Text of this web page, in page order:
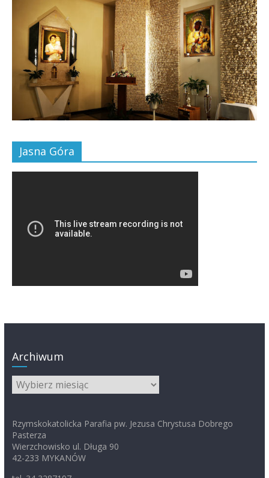
Jasna Góra
Archiwum
Archiwum
Rzymskokatolicka Parafia pw. Jezusa Chrystusa Dobrego
Pasterza
Wierzchowisko ul. Długa 90
42-233 MYKANÓW